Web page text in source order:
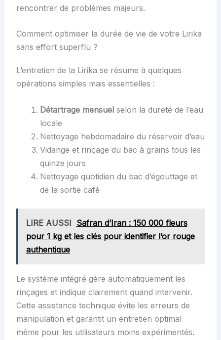
rencontrer de problèmes majeurs.
Comment optimiser la durée de vie de votre Lirika
sans effort superflu ?
L’entretien de la Lirika se résume à quelques
opérations simples mais essentielles :
Détartrage mensuelselon la dureté de l’eau
locale
Nettoyage hebdomadaire du réservoir d’eau
Vidange et rinçage du bac à grains tous les
quinze jours
Nettoyage quotidien du bac d’égouttage et
de la sortie café
LIRE AUSSI Safran d’Iran : 150 000 fleurs
pour 1 kg et les clés pour identifier l’or rouge
authentique
Le système intégré gère automatiquement les
rinçages et indique clairement quand intervenir.
Cette assistance technique évite les erreurs de
manipulation et garantit un entretien optimal
même pour les utilisateurs moins expérimentés.